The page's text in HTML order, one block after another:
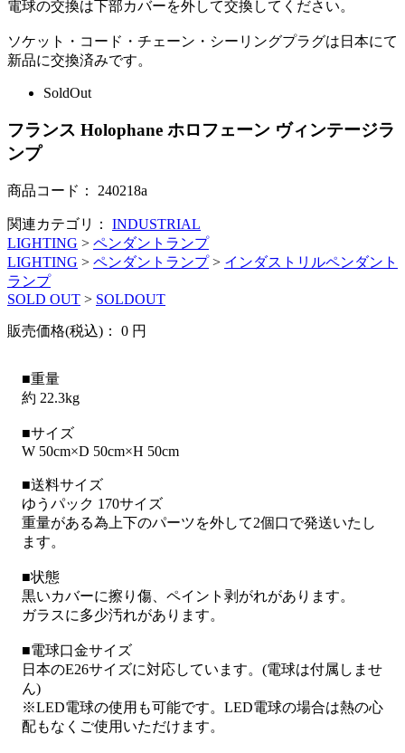
電球の交換は下部カバーを外して交換してください。
ソケット・コード・チェーン・シーリングプラグは日本にて
新品に交換済みです。
SoldOut
フランス Holophane ホロフェーン ヴィンテージラ
ンプ
商品コード： 240218a
関連カテゴリ：
INDUSTRIAL
LIGHTING > ペンダントランプ
LIGHTING > ペンダントランプ> インダストリルペンダント
ランプ
SOLD OUT > SOLDOUT
販売価格(税込)： 0 円
■重量
約 22.3kg
■サイズ
W 50cm×D 50cm×H 50cm
■送料サイズ
ゆうパック 170サイズ
重量がある為上下のパーツを外して2個口で発送いたし
ます。
■状態
黒いカバーに擦り傷、ペイント剥がれがあります。
ガラスに多少汚れがあります。
■電球口金サイズ
日本のE26サイズに対応しています。(電球は付属しませ
ん)
※LED電球の使用も可能です。LED電球の場合は熱の心
配もなくご使用いただけます。